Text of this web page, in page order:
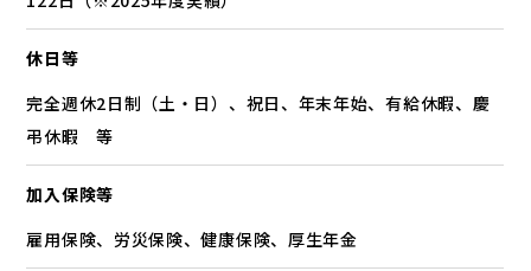
休日等
完全週休2日制（土・日）、祝日、年末年始、有給休暇、慶
弔休暇 等
加入保険等
雇用保険、労災保険、健康保険、厚生年金